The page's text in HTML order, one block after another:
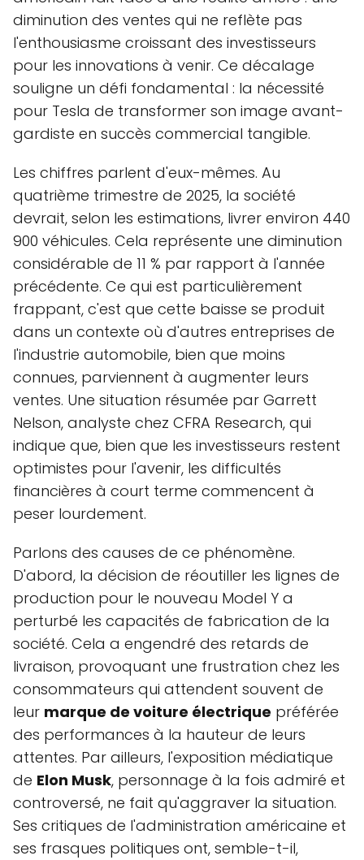
diminution des ventes qui ne reflète pas
l'enthousiasme croissant des investisseurs
pour les innovations à venir. Ce décalage
souligne un défi fondamental : la nécessité
pour Tesla de transformer son image avant-
gardiste en succès commercial tangible.
Les chiffres parlent d'eux-mêmes. Au
quatrième trimestre de 2025, la société
devrait, selon les estimations, livrer environ 440
900 véhicules. Cela représente une diminution
considérable de 11 % par rapport à l'année
précédente. Ce qui est particulièrement
frappant, c'est que cette baisse se produit
dans un contexte où d'autres entreprises de
l'industrie automobile, bien que moins
connues, parviennent à augmenter leurs
ventes. Une situation résumée par Garrett
Nelson, analyste chez CFRA Research, qui
indique que, bien que les investisseurs restent
optimistes pour l'avenir, les difficultés
financières à court terme commencent à
peser lourdement.
Parlons des causes de ce phénomène.
D'abord, la décision de réoutiller les lignes de
production pour le nouveau Model Y a
perturbé les capacités de fabrication de la
société. Cela a engendré des retards de
livraison, provoquant une frustration chez les
consommateurs qui attendent souvent de
leur marque de voiture électrique préférée
des performances à la hauteur de leurs
attentes. Par ailleurs, l'exposition médiatique
de Elon Musk, personnage à la fois admiré et
controversé, ne fait qu'aggraver la situation.
Ses critiques de l'administration américaine et
ses frasques politiques ont, semble-t-il,